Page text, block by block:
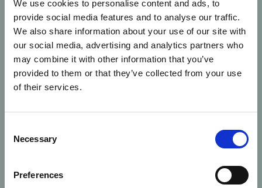
We use cookies to personalise content and ads, to
provide social media features and to analyse our traffic.
We also share information about your use of our site with
our social media, advertising and analytics partners who
may combine it with other information that you’ve
provided to them or that they’ve collected from your use
of their services.
Selection
Necessary
Preferences
Moje práce pro mě
znamená svobodu,
zodpovědnost a smysl.
Baví mě propojovat
finance s osobním
rozvojem a pomáhat
rozhodnutí, díky
lehčeji a jistěji. Každý
změny v přístupu k